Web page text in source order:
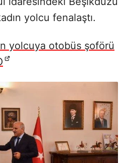
yolcu fenalaştı.
yolcuya otobüs şoförü